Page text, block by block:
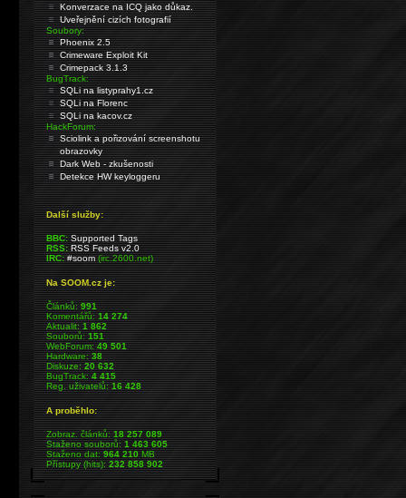
Konverzace na ICQ jako důkaz.
Uveřejnění cizích fotografií
Soubory:
Phoenix 2.5
Crimeware Exploit Kit
Crimepack 3.1.3
BugTrack:
SQLi na listyprahy1.cz
SQLi na Florenc
SQLi na kacov.cz
HackForum:
Sciolink a pořizování screenshotu
obrazovky
Dark Web - zkušenosti
Detekce HW keyloggeru
Další služby:
BBC: Supported Tags
RSS: RSS Feeds v2.0
IRC: #soom(irc.2600.net)
Na SOOM.cz je:
Článků:991
Komentářů:14 274
Aktualit:1 862
Souborů:151
WebForum:49 501
Hardware:38
Diskuze:20 632
BugTrack:4 415
Reg. uživatelů:16 428
A proběhlo:
Zobraz. článků:18 257 089
Staženo souborů:1 463 605
Staženo dat:964 210MB
Přístupy (hits):232 858 902